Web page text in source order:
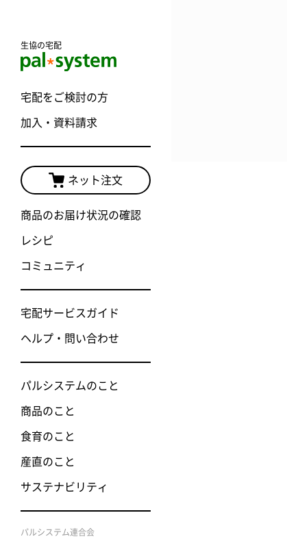
生協の宅配
宅配をご検討の方
加入・資料請求
ネット注文
商品のお届け状況の確認
レシピ
コミュニティ
宅配サービスガイド
ヘルプ・問い合わせ
パルシステムのこと
商品のこと
食育のこと
産直のこと
サステナビリティ
パルシステム連合会